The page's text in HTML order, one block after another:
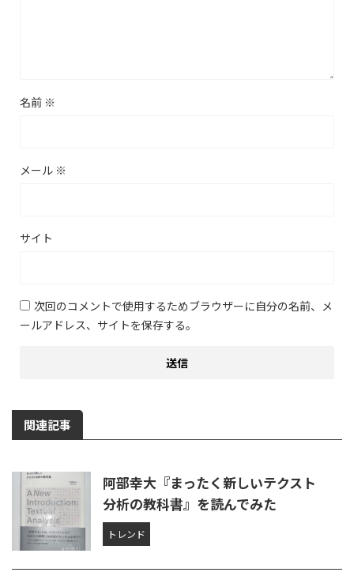
名前 ※
メール ※
サイト
次回のコメントで使用するためブラウザーに自分の名前、メ
ールアドレス、サイトを保存する。
関連記事
阿部幸大『まったく新しいテクスト
分析の教科書』を読んでみた
トレンド